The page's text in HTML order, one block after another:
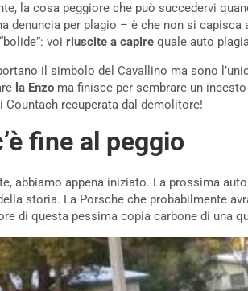
la cosa peggiore che può succedervi
denuncia per plagio – è che non si
voi riuscite a capire quale auto
il simbolo del Cavallino ma sono
la Enzo ma finisce per sembrare un
Countach recuperata dal demolitore!
fine al peggio
abbiamo appena iniziato. La prossima
storia. La Porsche che probabilmente
di questa pessima copia carbone di una